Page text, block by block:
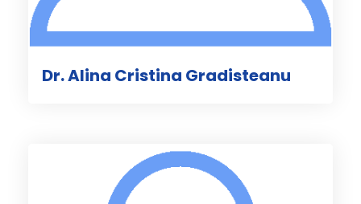
Dr. Alina Cristina Gradisteanu